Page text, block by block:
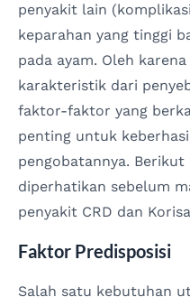
penyakit lain
keparahan yang tinggi
pada ayam. Oleh
karakteristik dari
faktor-faktor yang
penting untuk
pengobatannya.
diperhatikan sebelum
penyakit CRD dan
Faktor Predisposisi
Salah satu kebutuhan